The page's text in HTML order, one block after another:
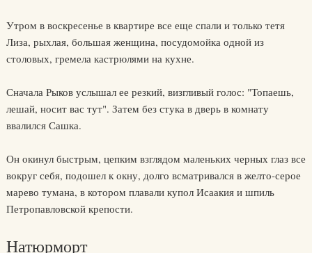
Утром в воскресенье в квартире все еще спали и только тетя
Лиза, рыхлая, большая женщина, посудомойка одной из
столовых, гремела кастрюлями на кухне.
Сначала Рыков услышал ее резкий, визгливый голос: "Топаешь,
лешай, носит вас тут". Затем без стука в дверь в комнату
ввалился Сашка.
Он окинул быстрым, цепким взглядом маленьких черных глаз все
вокруг себя, подошел к окну, долго всматривался в желто-серое
марево тумана, в котором плавали купол Исаакия и шпиль
Петропавловской крепости.
Натюрморт